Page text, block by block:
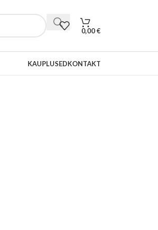
0,00€
KAUPLUSEDKONTAKT